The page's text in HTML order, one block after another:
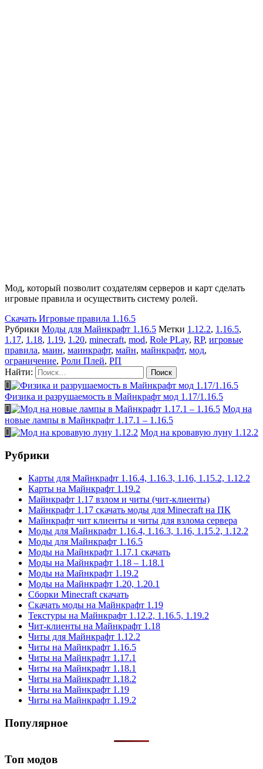
Мод, который позволит создателям серверов и карт сделать
игровые правила и осуществить систему ролей.
Скачать Игровые правила 1.16.5
Рубрики Моды для Майнкрафт 1.16.5 Метки 1.12.2, 1.16.5,
1.17, 1.18, 1.19, 1.20, minecraft, mod, Role PLay, RP, игровые
правила, маин, маинкрафт, майн, майнкрафт, мод,
ограничение, Роли Плей, РП
Найти:
Физика и разрушаемость в Майнкрафт мод 1.17/1.16.5
Мод на
новые лампы в Майнкрафт 1.17.1 – 1.16.5
Мод на кровавую луну 1.12.2
Рубрики
Карты для Майнкрафт 1.16.4, 1.16.3, 1.16, 1.15.2, 1.12.2
Карты на Майнкрафт 1.19.2
Майнкрафт 1.17 взлом и читы (чит-клиенты)
Майнкрафт 1.17 скачать моды для Minecraft на ПК
Майнкрафт чит клиенты и читы для взлома сервера
Моды для Майнкрафт 1.16.4, 1.16.3, 1.16, 1.15.2, 1.12.2
Моды для Майнкрафт 1.16.5
Моды на Майнкрафт 1.17.1 скачать
Моды на Майнкрафт 1.18 – 1.18.1
Моды на Майнкрафт 1.19.2
Моды на Майнкрафт 1.20, 1.20.1
Сборки Minecraft скачать
Скачать моды на Майнкрафт 1.19
Текстуры на Майнкрафт 1.12.2, 1.16.5, 1.19.2
Чит-клиенты на Майнкрафт 1.18
Читы для Майнкрафт 1.12.2
Читы на Майнкрафт 1.16.5
Читы на Майнкрафт 1.17.1
Читы на Майнкрафт 1.18.1
Читы на Майнкрафт 1.18.2
Читы на Майнкрафт 1.19
Читы на Майнкрафт 1.19.2
Популярное
Топ модов